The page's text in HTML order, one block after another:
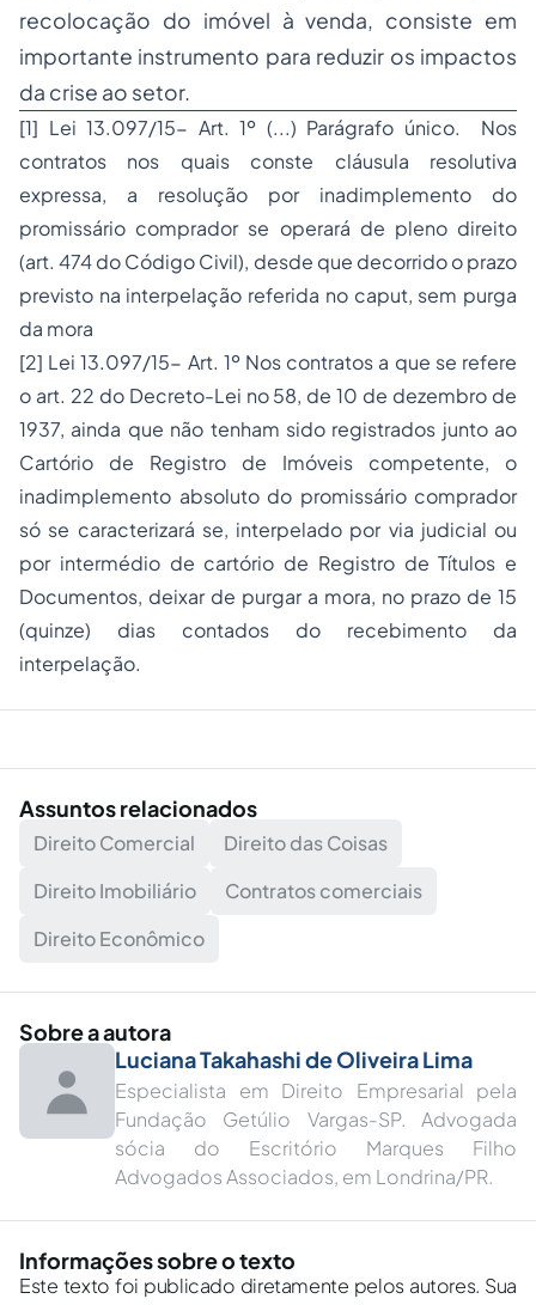
recolocação do imóvel à venda, consiste em
importante instrumento para reduzir os impactos
da crise ao setor.
[1] Lei 13.097/15- Art. 1º (...) Parágrafo único. Nos
contratos nos quais conste cláusula resolutiva
expressa, a resolução por inadimplemento do
promissário comprador se operará de pleno direito
(art. 474 do Código Civil), desde que decorrido o prazo
previsto na interpelação referida no caput, sem purga
da mora
[2] Lei 13.097/15- Art. 1º Nos contratos a que se refere
o art. 22 do Decreto-Lei no 58, de 10 de dezembro de
1937, ainda que não tenham sido registrados junto ao
Cartório de Registro de Imóveis competente, o
inadimplemento absoluto do promissário comprador
só se caracterizará se, interpelado por via judicial ou
por intermédio de cartório de Registro de Títulos e
Documentos, deixar de purgar a mora, no prazo de 15
(quinze) dias contados do recebimento da
interpelação.
Assuntos relacionados
Direito Comercial
Direito das Coisas
Direito Imobiliário
Contratos comerciais
Direito Econômico
Sobre a autora
Luciana Takahashi de Oliveira Lima
Especialista em Direito Empresarial pela
Fundação Getúlio Vargas-SP. Advogada
sócia do Escritório Marques Filho
Advogados Associados, em Londrina/PR.
Informações sobre o texto
Este texto foi publicado diretamente pelos autores. Sua